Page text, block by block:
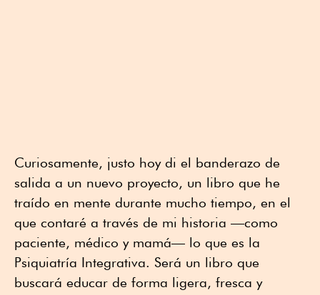
Curiosamente, justo hoy di el banderazo de
salida a un nuevo proyecto, un libro que he
traído en mente durante mucho tiempo, en el
que contaré a través de mi historia —como
paciente, médico y mamá— lo que es la
Psiquiatría Integrativa. Será un libro que
buscará educar de forma ligera, fresca y